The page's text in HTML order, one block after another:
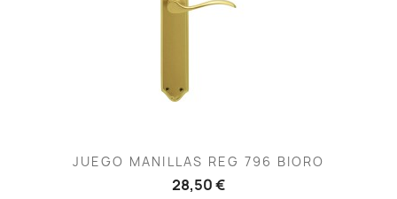
JUEGO MANILLAS REG 796 BIORO
28,50 €